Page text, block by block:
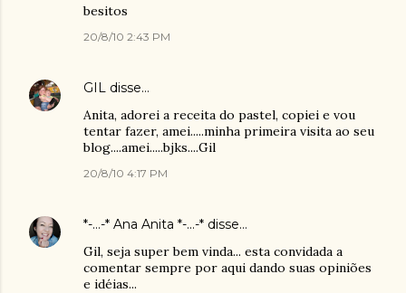
besitos
20/8/10 2:43 PM
GIL disse…
Anita, adorei a receita do pastel, copiei e vou
tentar fazer, amei.....minha primeira visita ao seu
blog....amei.....bjks....Gil
20/8/10 4:17 PM
*-...-* Ana Anita *-...-* disse…
Gil, seja super bem vinda... esta convidada a
comentar sempre por aqui dando suas opiniões
e idéias...